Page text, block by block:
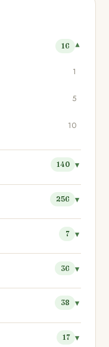
16
1
5
10
140
256
7
36
38
17